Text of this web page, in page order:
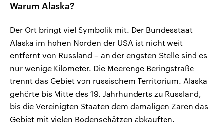
Warum Alaska?
Der Ort bringt viel Symbolik mit. Der Bundesstaat
Alaska im hohen Norden der USA ist nicht weit
entfernt von Russland – an der engsten Stelle sind es
nur wenige Kilometer. Die Meerenge Beringstraße
trennt das Gebiet von russischem Territorium. Alaska
gehörte bis Mitte des 19. Jahrhunderts zu Russland,
bis die Vereinigten Staaten dem damaligen Zaren das
Gebiet mit vielen Bodenschätzen abkauften.